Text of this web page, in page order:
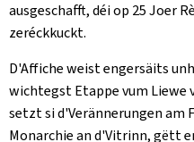
ausgeschafft, déi op 25 Joer
zeréckkuckt.
D'Affiche weist engersäits
wichtegst Etappe vum Liewe
setzt si d'Verännerungen am
Monarchie an d'Vitrinn, gëtt